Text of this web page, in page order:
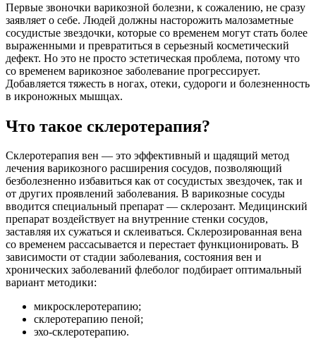
Первые звоночки варикозной болезни, к сожалению, не сразу
заявляет о себе. Людей должны насторожить малозаметные
сосудистые звездочки, которые со временем могут стать более
выраженными и превратиться в серьезный косметический
дефект. Но это не просто эстетическая проблема, потому что
со временем варикозное заболевание прогрессирует.
Добавляется тяжесть в ногах, отеки, судороги и болезненность
в икроножных мышцах.
Что такое склеротерапия?
Склеротерапия вен — это эффективный и щадящий метод
лечения варикозного расширения сосудов, позволяющий
безболезненно избавиться как от сосудистых звездочек, так и
от других проявлений заболевания. В варикозные сосуды
вводится специальный препарат — склерозант. Медицинский
препарат воздействует на внутренние стенки сосудов,
заставляя их сужаться и склеиваться. Склерозированная вена
со временем рассасывается и перестает функционировать. В
зависимости от стадии заболевания, состояния вен и
хронических заболеваний флеболог подбирает оптимальный
вариант методики:
микросклеротерапию;
склеротерапию пеной;
эхо-склеротерапию.